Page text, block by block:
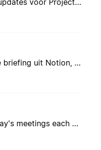
Wekelijkse statusupdates voor Project, automatisch gegenereerd
Rustige dagelijkse briefing uit Notion, Mail, Agenda.
Preps you for today's meetings each morning and captures follow-up tasks from yesterday automatically.